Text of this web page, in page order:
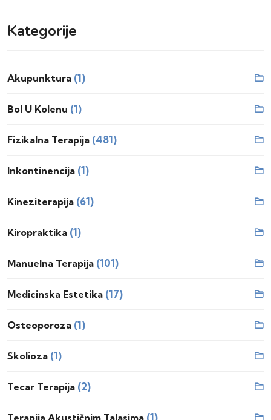
Kategorije
Akupunktura (1)
Bol U Kolenu (1)
Fizikalna Terapija (481)
Inkontinencija (1)
Kineziterapija (61)
Kiropraktika (1)
Manuelna Terapija (101)
Medicinska Estetika (17)
Osteoporoza (1)
Skolioza (1)
Tecar Terapija (2)
Terapija Akustičnim Talasima (1)